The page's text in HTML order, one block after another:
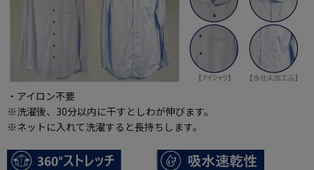
・アイロン不要
※洗濯後、30分以内に干すとしわが伸びます。
※ネットに入れて洗濯すると長持ちします。